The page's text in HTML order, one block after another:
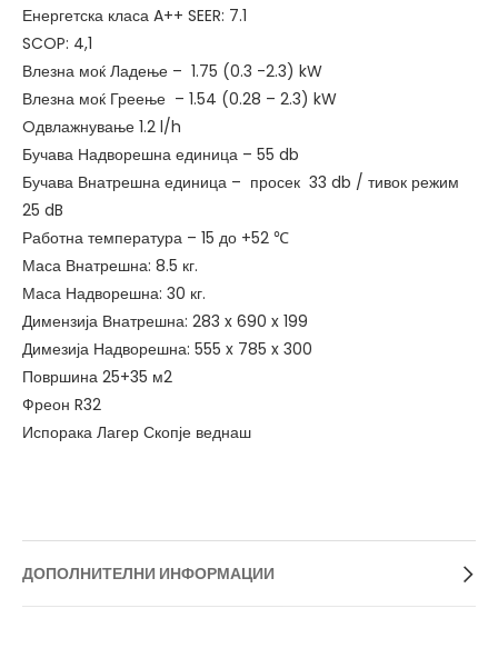
Енергетска класа A++ SEER: 7.1
SCOP: 4,1
Влезна моќ Ладење – 1.75 (0.3 -2.3) kW
Влезна моќ Греење – 1.54 (0.28 – 2.3) kW
Oдвлажнување 1.2 l/h
Бучава Надворешна единица – 55 db
Бучава Внатрешна единица – просек 33 db / тивок режим
25 dB
Работна температура – 15 до +52 ℃
Маса Внатрешна: 8.5 кг.
Маса Надворешна: 30 кг.
Димензија Внатрешна: 283 x 690 x 199
Димезија Надворешна: 555 x 785 x 300
Површина 25+35 м2
Фреон R32
Испорака Лагер Скопје веднаш
ДОПОЛНИТЕЛНИ ИНФОРМАЦИИ